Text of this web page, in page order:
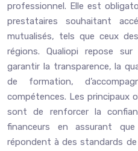
professionnel. Elle est
prestataires souhaitant
mutualisés, tels que ceux
régions. Qualiopi repose
garantir la transparence, la
de formation,
compétences. Les
sont de renforcer la
financeurs en assurant
répondent à des standards